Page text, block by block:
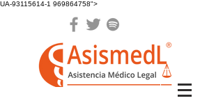
UA-93115614-1 969864758">